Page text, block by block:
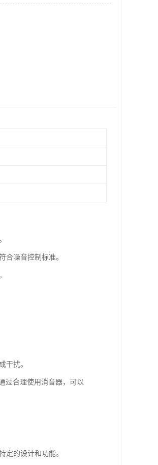
合噪音控制标准。
干扰。
过合理使用消音器，可以
定的设计和功能。